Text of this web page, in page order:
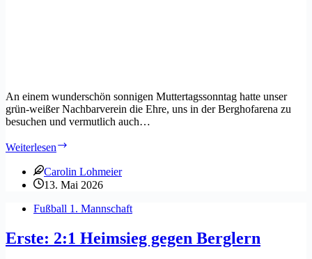
An einem wunderschön sonnigen Muttertagssonntag hatte unser
grün-weißer Nachbarverein die Ehre, uns in der Berghofarena zu
besuchen und vermutlich auch…
Weiterlesen
Carolin Lohmeier
13. Mai 2026
Fußball 1. Mannschaft
Erste: 2:1 Heimsieg gegen Berglern